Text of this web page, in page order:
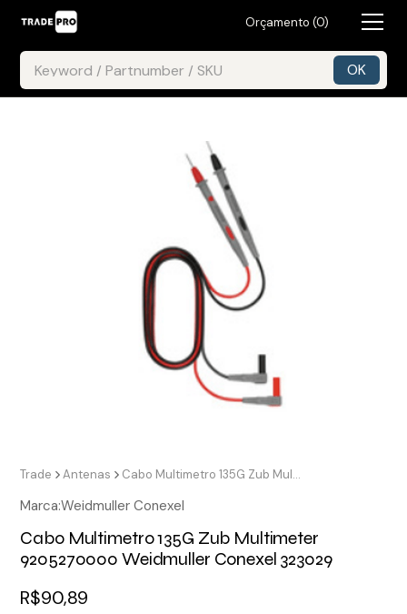
Orçamento (0)
Trade Antenas Cabo Multimetro 135G Zub Multimeter 9205270000 Weidmuller Conexel 323029
Marca:Weidmuller Conexel
Cabo Multimetro 135G Zub Multimeter
9205270000 Weidmuller Conexel 323029
R$90,89